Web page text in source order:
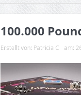
100.000
Erstellt von: Patricia C am: